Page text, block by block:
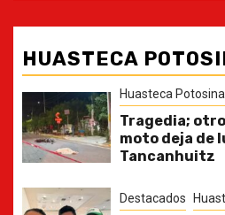
HUASTECA
Huasteca Potosina
Tragedia;
moto deja de
Tancanhuitz
Destacados